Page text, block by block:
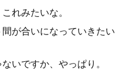
れみたいな。
が合いになっていきたい
いですか、やっぱり。